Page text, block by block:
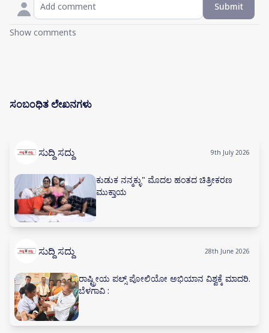
Submit
Show comments
ಸಂಬಂಧಿತ ಲೇಖನಗಳು
ಸುದ್ದಿ ಸದ್ದು 9th July 2026
ಕುಡುಕ ನನ್ಮಕ್ಳು" ಮೊದಲ ಹಂತದ ಚಿತ್ರೀಕರಣ
ಮುಕ್ತಾಯ
ಸುದ್ದಿ ಸದ್ದು 28th June 2026
ರಾಷ್ಟ್ರೀಯ ಪಲ್ಸ್ ಪೋಲಿಯೋ ಅಭಿಯಾನ ವಿಶ್ವಕ್ಕೆ ಮಾದರಿ.
ಬೆಳಗಾವಿ :